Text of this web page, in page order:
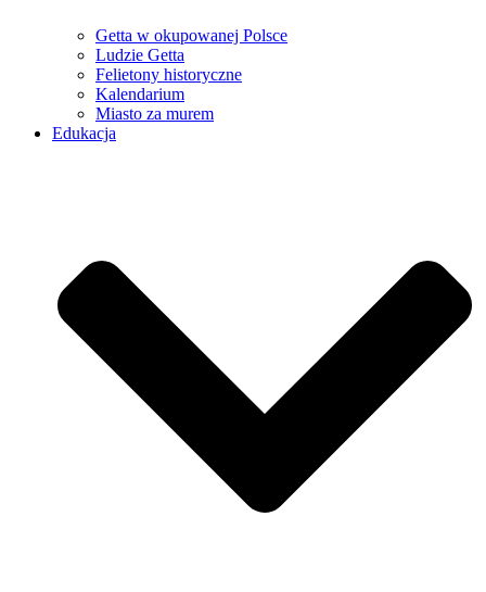
Getta w okupowanej Polsce
Ludzie Getta
Felietony historyczne
Kalendarium
Miasto za murem
Edukacja